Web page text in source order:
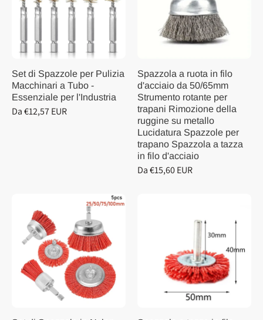
Set di Spazzole per Pulizia
Macchinari a Tubo -
Essenziale per l'Industria
Da €12,57 EUR
Spazzola a ruota in filo
d'acciaio da 50/65mm
Strumento rotante per
trapani Rimozione della
ruggine su metallo
Lucidatura Spazzole per
trapano Spazzola a tazza
in filo d'acciaio
Da €15,60 EUR